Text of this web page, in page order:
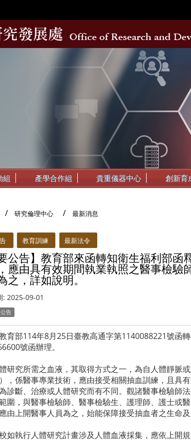
組 產學合作組 貴重儀器中心 創新育
研究倫理中心 最新消息
教育訓練 最新法令
要公告】教育部來函轉知衛生福利部
應由具有效期間執業執照之醫事檢驗
之，詳如說明。
: 2025-09-01
告
育部114年8月25日臺教高通字第1140088221號函
號函辦理。
研究所需之血液，其取得方式之一，為自人體靜脈
，係醫事專業技術，應由接受相關抽血訓練，且具
診斷、治療或人體研究而有不同。觀諸醫事檢驗師
圍，與醫事檢驗師、醫事檢驗生、護理師、護士或
由上開醫事人員為之，始能保障接受抽血者之生命及
如執行人體研究計畫涉及人體血液採集，應依上開